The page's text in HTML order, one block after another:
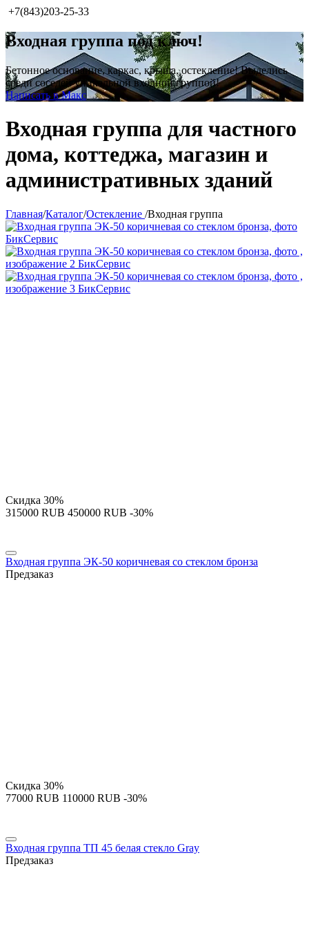
+7(843)203-25-33
Входная группа под ключ!
Бетонное основание, каркас, крыша, остекление! Выделись
среди соседей уникальной входной группой!
Написать в Макс
Входная группа для частного
дома, коттеджа, магазин и
административных зданий
Главная/Каталог/Остекление /Входная группа
Скидка 30%
‍315000‍ RUB ‍450000‍ RUB -30%
Входная группа ЭК-50 коричневая со стеклом бронза
Предзаказ
Скидка 30%
‍77000‍ RUB ‍110000‍ RUB -30%
Входная группа ТП 45 белая стекло Gray
Предзаказ